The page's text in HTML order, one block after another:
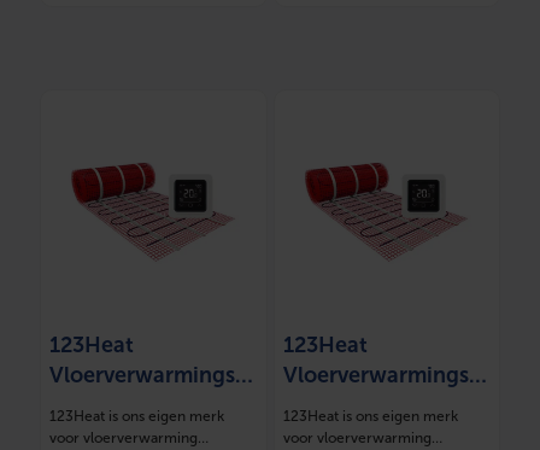
123Heat
Vloerverwarmingsm
at Set 4 m2- 600
Watt
123Heat is ons eigen merk
voor vloerverwarming
123Heat
Vloerverwarmingsm
at Set 4,5 m2- 675
Watt
123Heat is ons eigen merk
voor vloerverwarming